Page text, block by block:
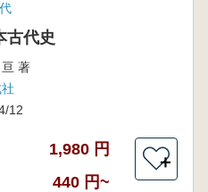
古代史
著
12
1,980 円
440 円~
＋